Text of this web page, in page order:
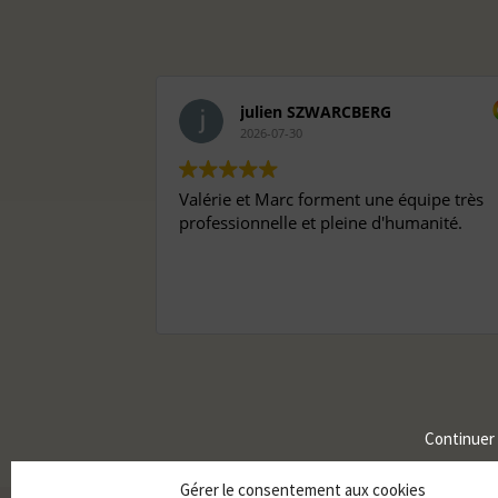
Gérer le consentement aux cookies
Continuer
julien SZWARCBERG
2026-07-30
Valérie et Marc forment une équipe très
professionnelle et pleine d'humanité.